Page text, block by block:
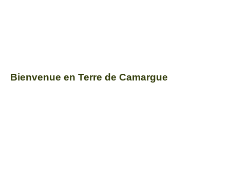
Bienvenue en Terre de Camargue